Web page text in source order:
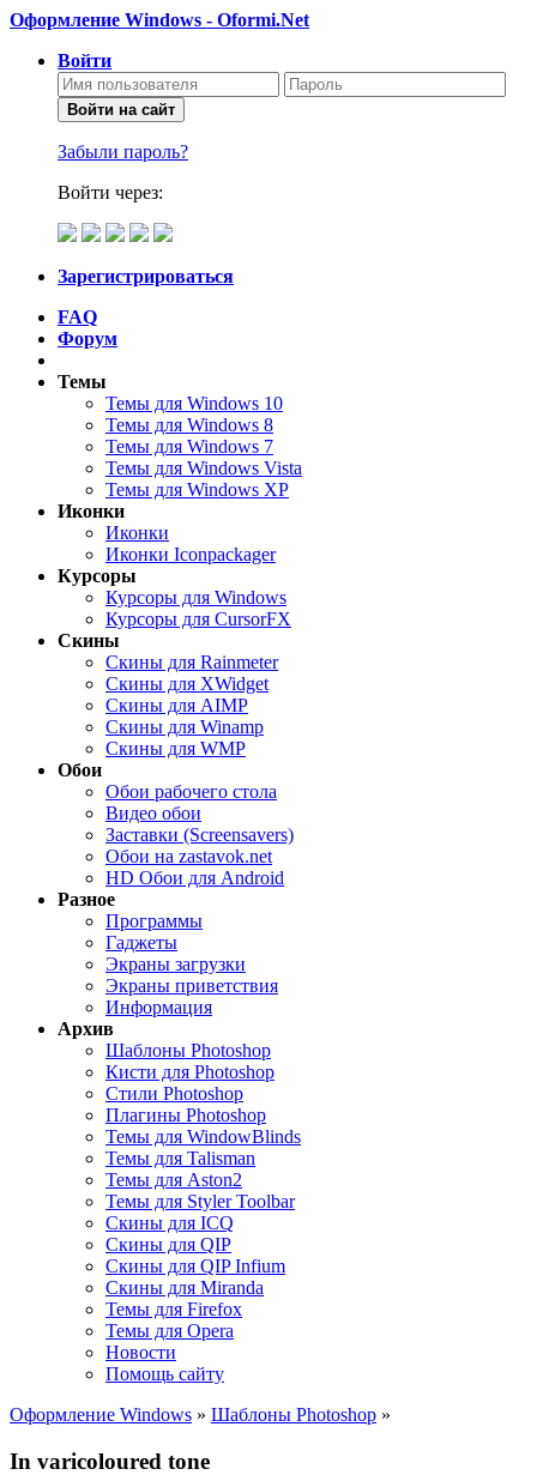
Оформление Windows - Oformi.Net
Войти
Войти на сайт
Забыли пароль?
Войти через:
Зарегистрироваться
FAQ
Форум
Темы
Темы для Windows 10
Темы для Windows 8
Темы для Windows 7
Темы для Windows Vista
Темы для Windows XP
Иконки
Иконки
Иконки Iconpackager
Курсоры
Курсоры для Windows
Курсоры для CursorFX
Скины
Скины для Rainmeter
Скины для XWidget
Скины для AIMP
Скины для Winamp
Скины для WMP
Обои
Обои рабочего стола
Видео обои
Заставки (Screensavers)
Обои на zastavok.net
HD Обои для Android
Разное
Программы
Гаджеты
Экраны загрузки
Экраны приветствия
Информация
Архив
Шаблоны Photoshop
Кисти для Photoshop
Стили Photoshop
Плагины Photoshop
Темы для WindowBlinds
Темы для Talisman
Темы для Aston2
Темы для Styler Toolbar
Скины для ICQ
Скины для QIP
Скины для QIP Infium
Скины для Miranda
Темы для Firefox
Темы для Opera
Новости
Помощь сайту
Оформление Windows » Шаблоны Photoshop »
In varicoloured tone